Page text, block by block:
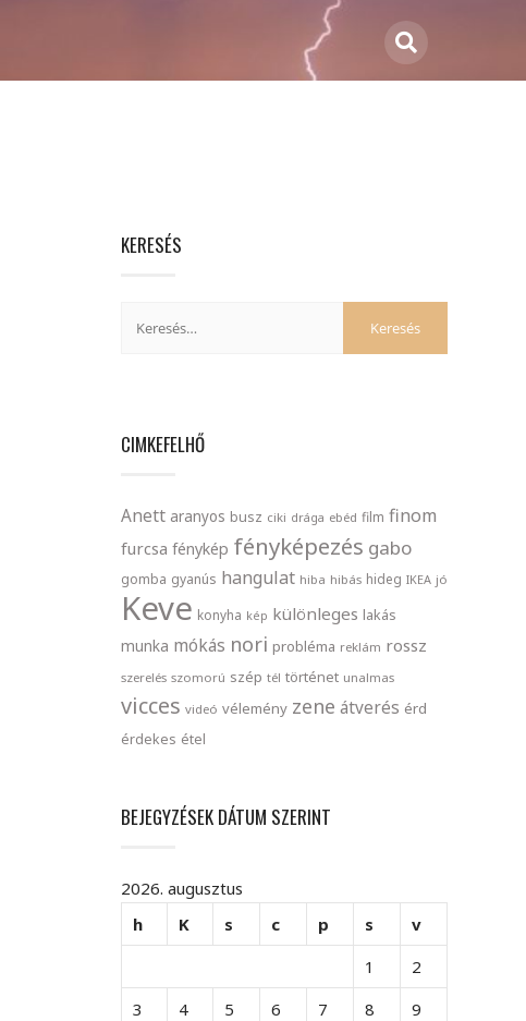
KERESÉS
CIMKEFELHŐ
Anett aranyos busz ciki drága ebéd film finom
furcsa fénykép fényképezés gabo
gomba gyanús hangulat hiba hibás hideg IKEA jó
Keve konyha kép különleges lakás
munka mókás nori probléma reklám rossz
szerelés szomorú szép tél történet unalmas
vicces videó vélemény zene átverés érd
érdekes étel
BEJEGYZÉSEK DÁTUM SZERINT
2026. augusztus
h
K s c p s
v
1
2
3
4 5 6 7 8
9